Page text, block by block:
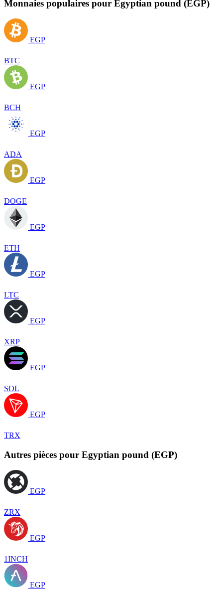
Monnaies populaires pour Egyptian pound (EGP)
EGP
BTC
EGP
BCH
EGP
ADA
EGP
DOGE
EGP
ETH
EGP
LTC
EGP
XRP
EGP
SOL
EGP
TRX
Autres pièces pour Egyptian pound (EGP)
EGP
ZRX
EGP
1INCH
EGP